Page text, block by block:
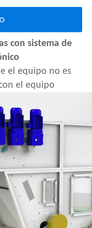
con sistema de
el equipo no es
el equipo